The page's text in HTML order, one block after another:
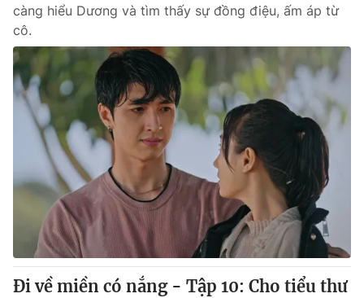
càng hiểu Dương và tìm thấy sự đồng điệu, ấm áp từ
cô.
Đi về miền có nắng - Tập 10: Cho tiểu thư